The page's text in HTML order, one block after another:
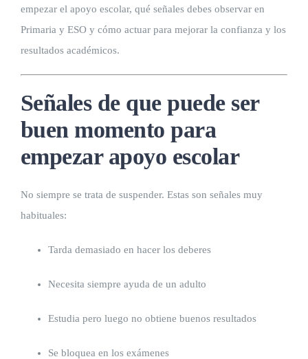
empezar el apoyo escolar, qué señales debes observar en
Primaria y ESO y cómo actuar para mejorar la confianza y los
resultados académicos.
Señales de que puede ser
buen momento para
empezar apoyo escolar
No siempre se trata de suspender. Estas son señales muy
habituales:
Tarda demasiado en hacer los deberes
Necesita siempre ayuda de un adulto
Estudia pero luego no obtiene buenos resultados
Se bloquea en los exámenes